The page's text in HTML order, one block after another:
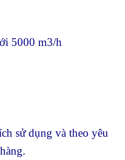
5000 m3/h
sử dụng và theo yêu